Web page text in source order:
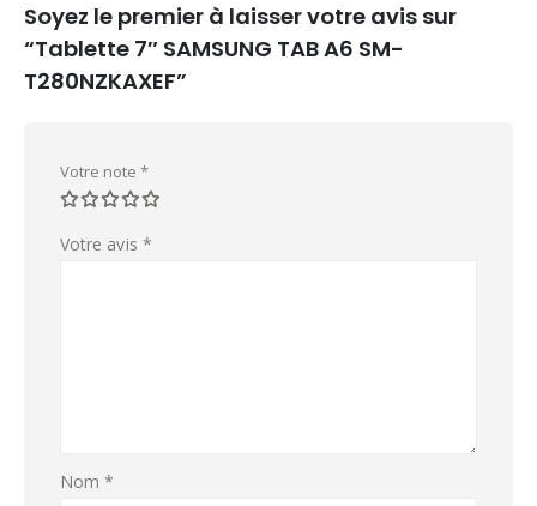
Soyez le premier à laisser votre avis sur
“Tablette 7″ SAMSUNG TAB A6 SM-
T280NZKAXEF”
Votre note *
Votre avis *
Nom*